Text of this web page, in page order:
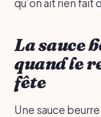
qu’on ait rien fait
La sauce
quand le
fête
Une sauce